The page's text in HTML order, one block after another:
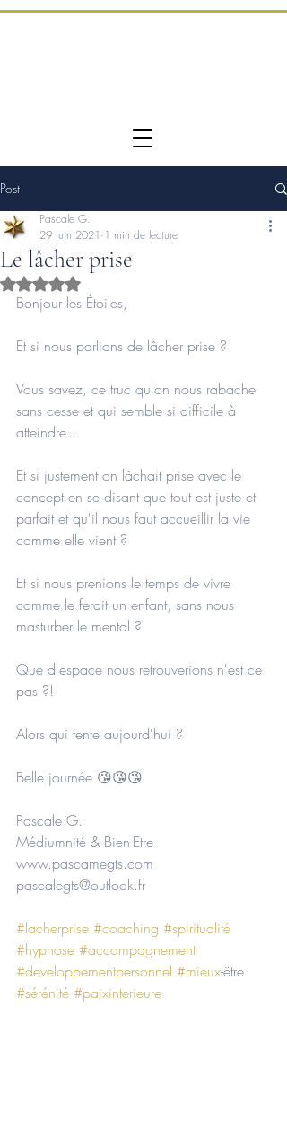
Post
Le lâcher prise
Pascale G.
29 juin 2021 1 min de lecture
Noté NaN étoiles sur 5.
Bonjour les Étoiles,
Et si nous parlions de lâcher prise ?
Vous savez, ce truc qu'on nous rabache
sans cesse et qui semble si difficile à
atteindre...
Et si justement on lâchait prise avec le
concept en se disant que tout est juste et
parfait et qu'il nous faut accueillir la vie
comme elle vient ?
Et si nous prenions le temps de vivre
comme le ferait un enfant, sans nous
masturber le mental ?
Que d'espace nous retrouverions n'est ce
pas ?!
Alors qui tente aujourd'hui ?
Belle journée 😘😘😘
Pascale G.
Médiumnité & Bien-Etre
www.pascamegts.com
pascalegts@outlook.fr
#lacherprise #coaching #spiritualité
#hypnose #accompagnement
#developpementpersonnel #mieux-être
#sérénité #paixinterieure